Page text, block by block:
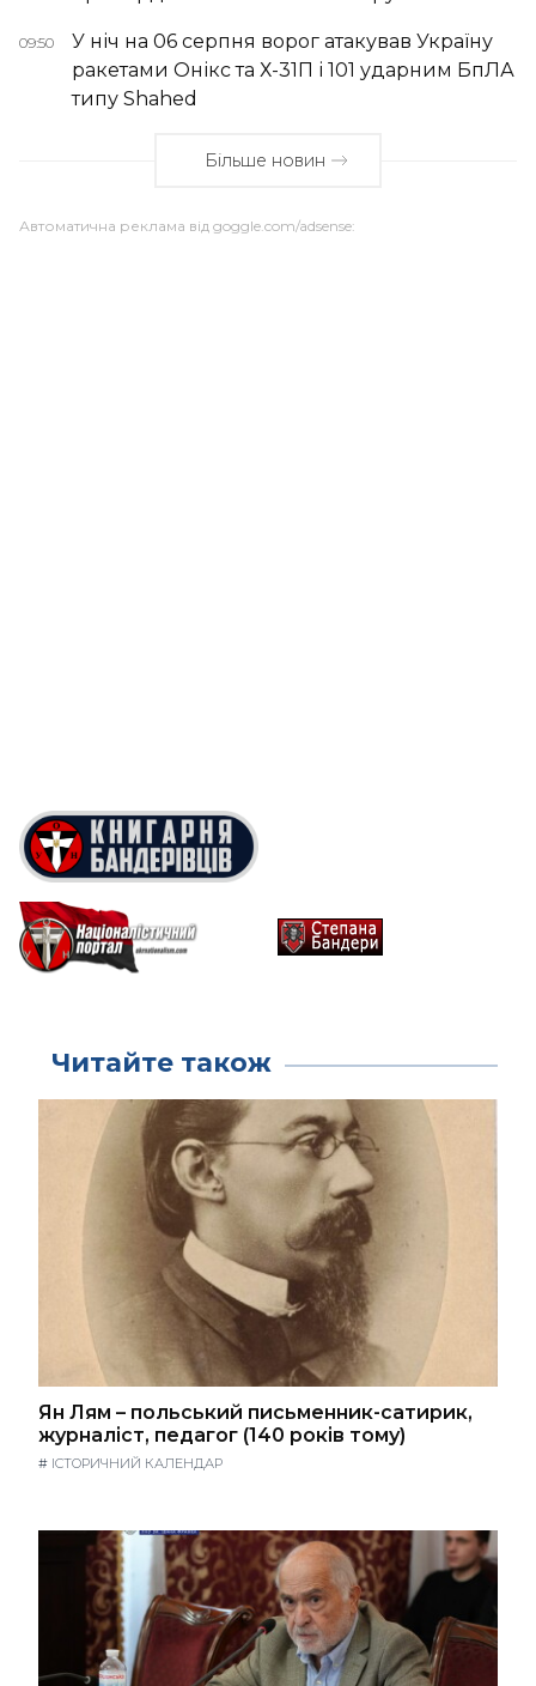
09:50
У ніч на 06 серпня ворог атакував Україну
ракетами Онікс та Х-31П і 101 ударним БпЛА
типу Shahed
Більше новин
Автоматична реклама від goggle.com/adsense:
Читайте також
Ян Лям – польський письменник-сатирик,
журналіст, педагог (140 років тому)
# ІСТОРИЧНИЙ КАЛЕНДАР